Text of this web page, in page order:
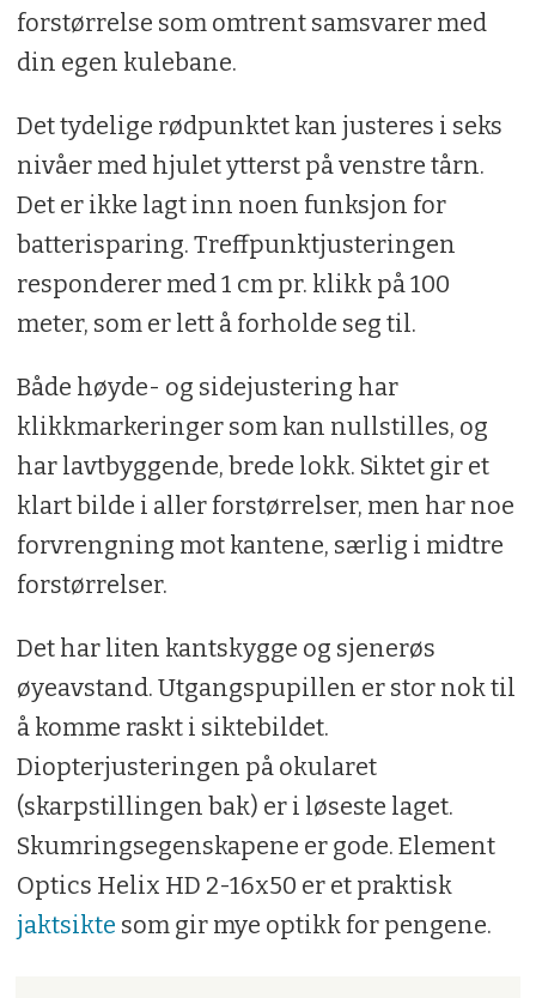
forstørrelse som omtrent samsvarer med
din egen kulebane.
Det tydelige rødpunktet kan justeres i seks
nivåer med hjulet ytterst på venstre tårn.
Det er ikke lagt inn noen funksjon for
batterisparing. Treffpunktjusteringen
responderer med 1 cm pr. klikk på 100
meter, som er lett å forholde seg til.
Både høyde- og sidejustering har
klikkmarkeringer som kan nullstilles, og
har lavtbyggende, brede lokk. Siktet gir et
klart bilde i aller forstørrelser, men har noe
forvrengning mot kantene, særlig i midtre
forstørrelser.
Det har liten kantskygge og sjenerøs
øyeavstand. Utgangspupillen er stor nok til
å komme raskt i siktebildet.
Diopterjusteringen på okularet
(skarpstillingen bak) er i løseste laget.
Skumringsegenskapene er gode. Element
Optics Helix HD 2-16x50 er et praktisk
jaktsikte som gir mye optikk for pengene.